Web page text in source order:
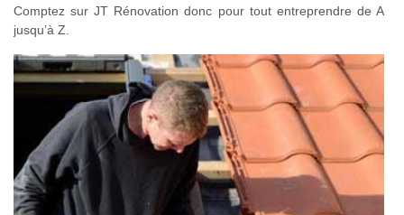
Comptez sur JT Rénovation donc pour tout entreprendre de A
jusqu’à Z.